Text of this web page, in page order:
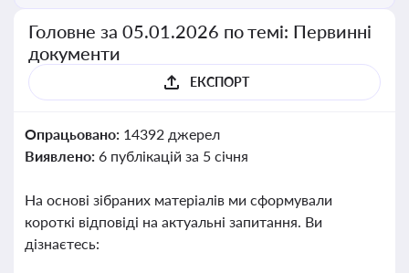
Головне за 05.01.2026 по темі: Первинні
документи
ЕКСПОРТ
Опрацьовано: 14392 джерел
Виявлено: 6 публікацій за 5 січня
На основі зібраних матеріалів ми сформували
короткі відповіді на актуальні запитання. Ви
дізнаєтесь: